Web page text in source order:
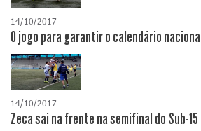
14/10/2017
O jogo para garantir o calendário
14/10/2017
Zeca sai na frente na semifinal do Sub-15